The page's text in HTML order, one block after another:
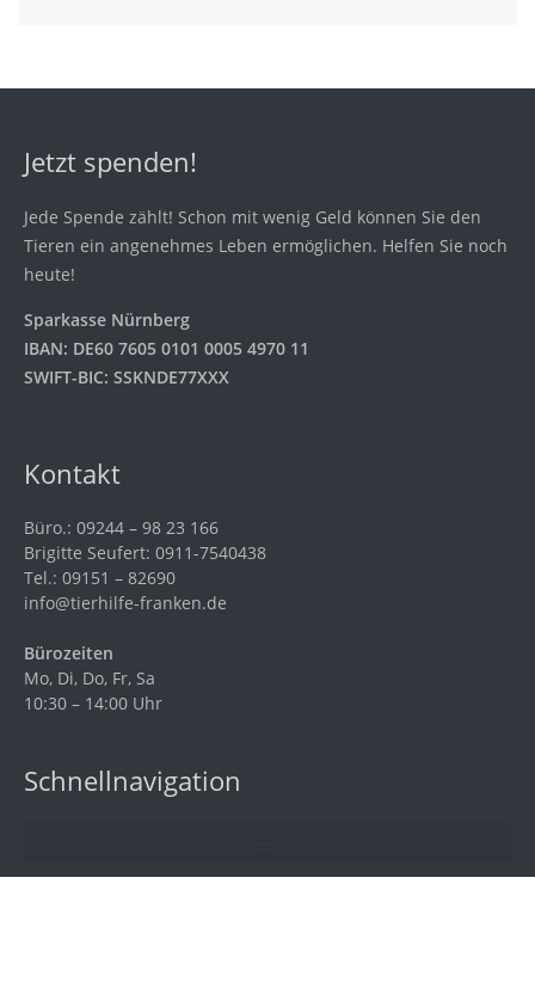
Jetzt spenden!
Jede Spende zählt! Schon mit wenig Geld können Sie den
Tieren ein angenehmes Leben ermöglichen. Helfen Sie noch
heute!
Sparkasse Nürnberg
IBAN: DE60 7605 0101 0005 4970 11
SWIFT-BIC: SSKNDE77XXX
Kontakt
Büro.: 09244 – 98 23 166
Brigitte Seufert: 0911-7540438
Tel.: 09151 – 82690
info@tierhilfe-franken.de
Bürozeiten
Mo, Di, Do, Fr, Sa
10:30 – 14:00 Uhr
Schnellnavigation